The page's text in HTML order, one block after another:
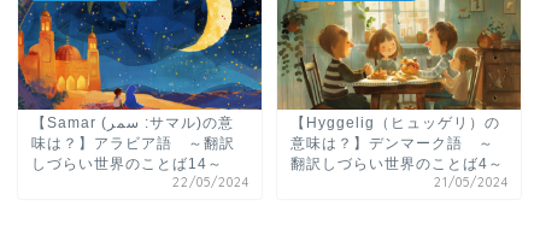
【Samar (سمر :サマル)の意
味は？】アラビア語 ～翻訳
しづらい世界のことば14～
22/05/2024
【Hyggelig（ヒュッゲリ）の
意味は？】デンマーク語 ～
翻訳しづらい世界のことば4～
21/05/2024